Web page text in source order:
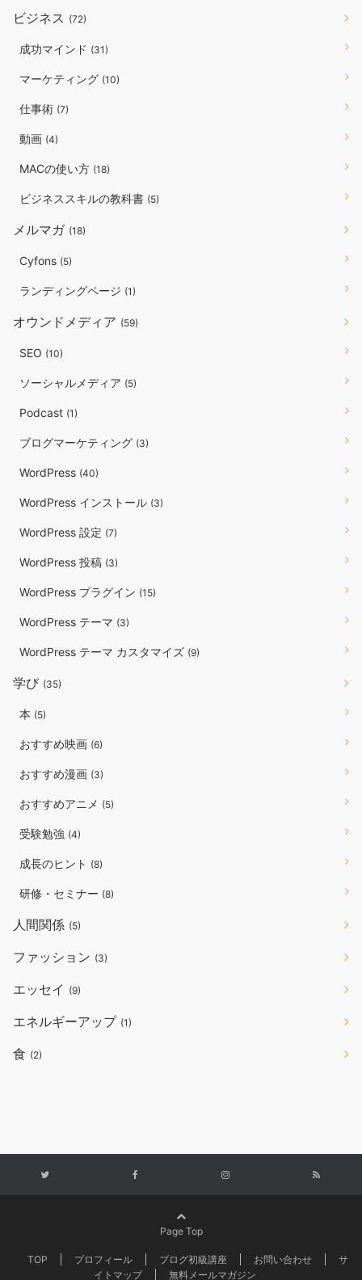
ビジネス (72)
成功マインド (31)
マーケティング (10)
仕事術 (7)
動画 (4)
MACの使い方 (18)
ビジネススキルの教科書 (5)
メルマガ (18)
Cyfons (5)
ランディングページ (1)
オウンドメディア (59)
SEO (10)
ソーシャルメディア (5)
Podcast (1)
ブログマーケティング (3)
WordPress (40)
WordPress インストール (3)
WordPress 設定 (7)
WordPress 投稿 (3)
WordPress プラグイン (15)
WordPress テーマ (3)
WordPress テーマ カスタマイズ (9)
学び (35)
本 (5)
おすすめ映画 (6)
おすすめ漫画 (3)
おすすめアニメ (5)
受験勉強 (4)
成長のヒント (8)
研修・セミナー (8)
人間関係 (5)
ファッション (3)
エッセイ (9)
エネルギーアップ (1)
食 (2)
Page Top
TOP プロフィール ブログ初級講座 お問い合わせ
サ
イトマップ
無料メールマガジン